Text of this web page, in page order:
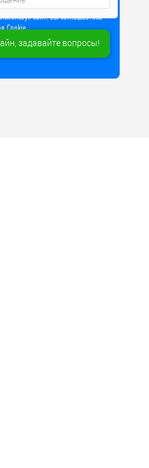
сайта, мы используем Cookie и
сайт, вы соглашаетесь
Cookie
задавайте вопросы!